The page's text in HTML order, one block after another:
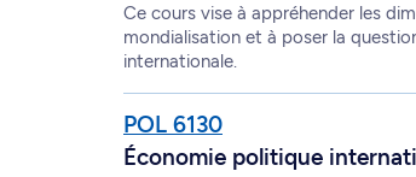
Ce cours vise à appréhender les
mondialisation et à poser la
internationale.
POL 6130
Économie politique